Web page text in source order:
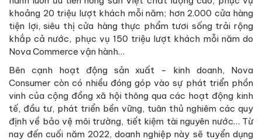
khoảng 20 triệu lượt khách mỗi năm; hơn 2.000 cửa hàng
tiện lợi, siêu thị cửa hàng thực phẩm tươi sống trải rộng
khắp cả nước, phục vụ 150 triệu lượt khách mỗi năm do
Nova Commerce vận hành…
Bên cạnh hoạt động sản xuất - kinh doanh, Nova
Consumer còn có nhiều đóng góp vào sự phát triển phồn
vinh của cộng đồng xã hội thông qua các hoạt động kinh
tế, đầu tư, phát triển bền vững, tuân thủ nghiêm các quy
định về bảo vệ môi trường, tiết kiệm tài nguyên nước… Từ
nay đến cuối năm 2022, doanh nghiệp này sẽ tuyển dụng